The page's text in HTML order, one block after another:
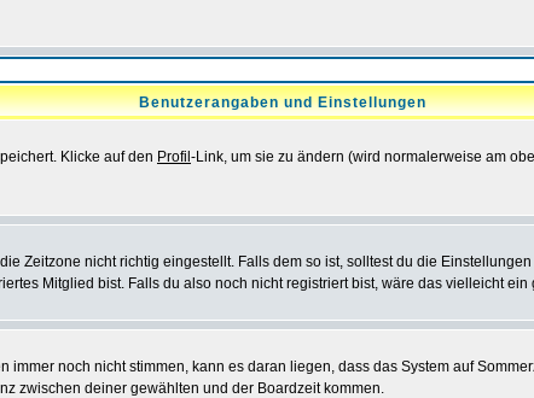
Benutzerangaben und Einstellungen
Klicke auf den Profil -Link, um sie zu ändern (wird normalerweise am
Zeitzone nicht richtig eingestellt. Falls dem so ist, solltest du die
Mitglied bist. Falls du also noch nicht registriert bist, wäre das vielleicht ein
noch nicht stimmen, kann es daran liegen, dass das System auf
zwischen deiner gewählten und der Boardzeit kommen.